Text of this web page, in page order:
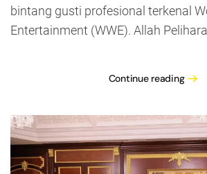
bintang gusti profesional terkenal
Entertainment (WWE). Allah
Continue reading